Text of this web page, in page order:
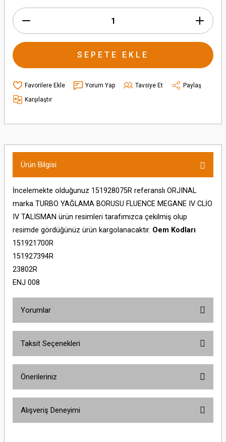
SEPETE EKLE
Yorum Yap Tavsiye Et
Paylaş
Karşılaştır
Ürün Bilgisi
İncelemekte olduğunuz 151928075R referanslı ORJINAL
marka TURBO YAĞLAMA BORUSU FLUENCE MEGANE IV CLİO
IV TALISMAN ürün resimleri tarafımızca çekilmiş olup
resimde gördüğünüz ürün kargolanacaktır. Oem Kodları
151921700R
151927394R
23802R
ENJ 008
Yorumlar
Taksit Seçenekleri
Önerileriniz
yetersiz gördüğünüz noktaları öneri formunu kullanarak tarafımıza
Alışveriş Deneyimi